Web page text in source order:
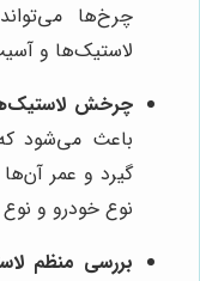
چرخ‌ها
لاستیک‌ها و
چرخش
باعث می‌شود
گیرد و عمر
نوع خودرو و
بررسی منظم